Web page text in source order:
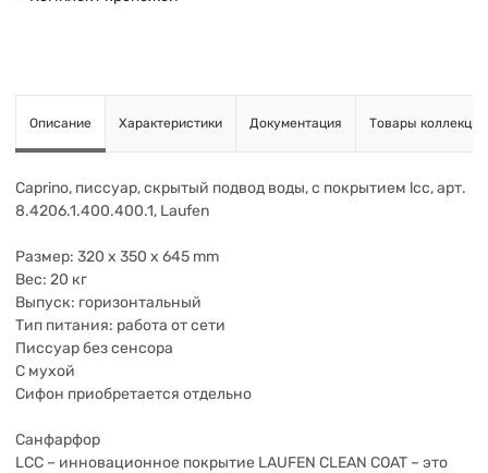
Описание Характеристики Документация Товары коллекции
Caprino, писсуар, скрытый подвод воды, c покрытием lcc, арт.
8.4206.1.400.400.1, Laufen
Размер: 320 x 350 x 645 mm
Вес: 20 кг
Выпуск: горизонтальный
Тип питания: работа от сети
Писсуар без сенсора
С мухой
Сифон приобретается отдельно
Санфарфор
LCC – инновационное покрытие LAUFEN CLEAN COAT – это